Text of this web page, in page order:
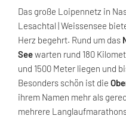
Das große Loipennetz in
Lesachtal | Weissensee
Herz begehrt. Rund um das
Seewarten rund 180
und 1500 Meter liegen und
Besonders schön ist die
ihrem Namen mehr als
mehrere